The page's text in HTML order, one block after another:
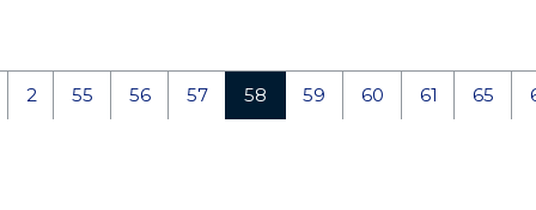
2 55 56 57 58 59 60 61 65